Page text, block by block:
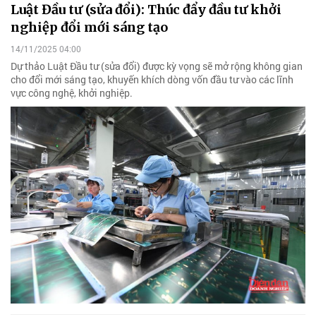
Luật Đầu tư (sửa đổi): Thúc đẩy đầu tư khởi
nghiệp đổi mới sáng tạo
14/11/2025 04:00
Dự thảo Luật Đầu tư (sửa đổi) được kỳ vọng sẽ mở rộng không gian
cho đổi mới sáng tạo, khuyến khích dòng vốn đầu tư vào các lĩnh
vực công nghệ, khởi nghiệp.